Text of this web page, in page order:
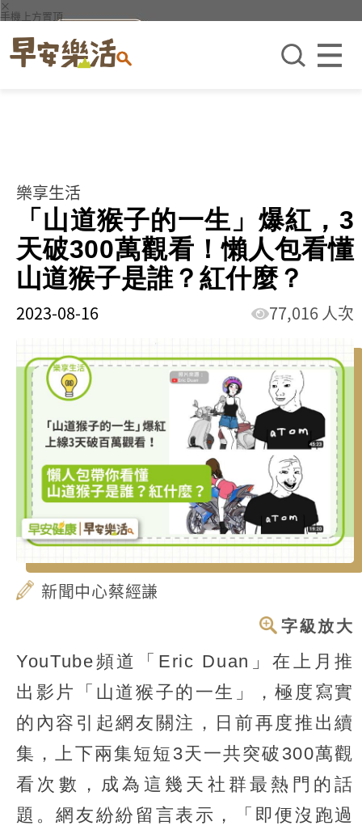
×
手機上方置頂
樂享生活
「山道猴子的一生」爆紅，3
天破300萬觀看！懶人包看懂
山道猴子是誰？紅什麼？
2023-08-16 77,016 人次
新聞中心蔡經謙
字級放大
YouTube頻道「Eric Duan」在上月推
出影片「山道猴子的一生」，極度寫實
的內容引起網友關注，日前再度推出續
集，上下兩集短短3天一共突破300萬觀
看次數，成為這幾天社群最熱門的話
題。網友紛紛留言表示，「即便沒跑過